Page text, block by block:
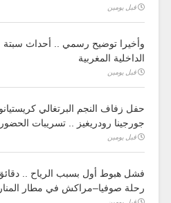
قبل يومين
وأخيرا توضيح رسمي .. أحداث
الداخلية المغربية
قبل يومين
حفل زفاف النجم البرتغالي
جورجينا رودريغيز .. تسريبات الحضور
قبل يومين
فشل هبوط أول بسبب الرياح ..
رحلة صوفيا–مراكش في مطار